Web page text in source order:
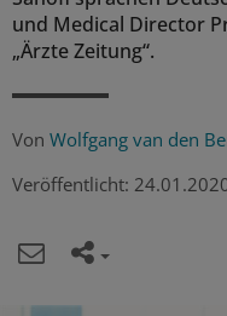
und Medical Director
„Ärzte Zeitung“.
Von Wolfgang van den
Veröffentlicht: